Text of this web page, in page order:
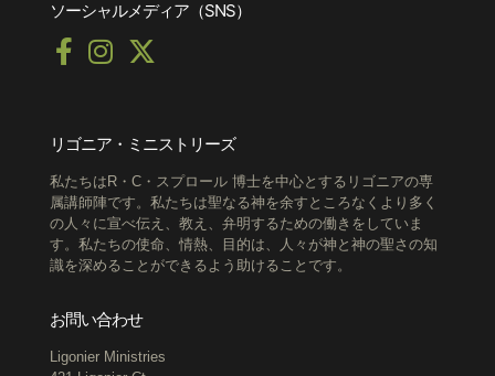
ソーシャルメディア（SNS）
リゴニア・ミニストリーズ
私たちはR・C・スプロール 博士を中心とするリゴニアの専
属講師陣です。私たちは聖なる神を余すところなくより多く
の人々に宣べ伝え、教え、弁明するための働きをしていま
す。私たちの使命、情熱、目的は、人々が神と神の聖さの知
識を深めることができるよう助けることです。
お問い合わせ
Ligonier Ministries